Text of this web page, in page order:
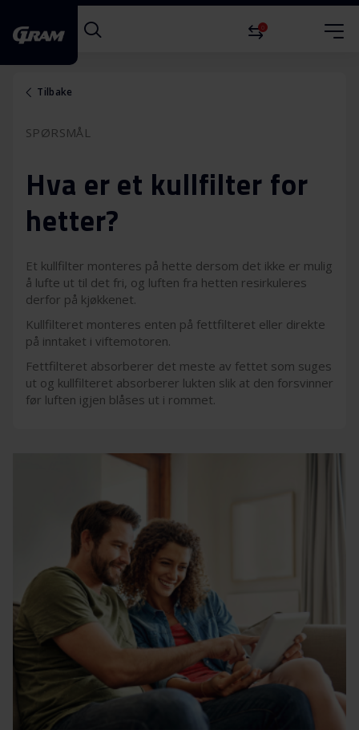
0
Tilbake
SPØRSMÅL
Hva er et kullfilter for
hetter?
Et kullfilter monteres på hette dersom det ikke er mulig
å lufte ut til det fri, og luften fra hetten resirkuleres
derfor på kjøkkenet.
Kullfilteret monteres enten på fettfilteret eller direkte
på inntaket i viftemotoren.
Fettfilteret absorberer det meste av fettet som suges
ut og kullfilteret absorberer lukten slik at den forsvinner
før luften igjen blåses ut i rommet.